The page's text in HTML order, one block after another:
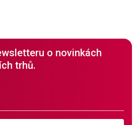
o novinkách
trhů.